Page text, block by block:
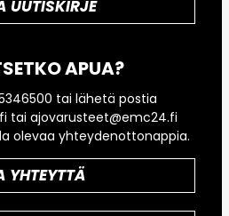
UUTISKIRJE
APUA?
tai lähetä postia
tai ajovarusteet@emc24.fi
olevaa yhteydenottonappia.
YHTEYTTÄ